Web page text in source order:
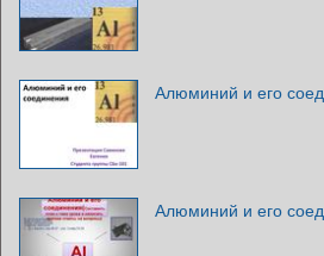
Алюминий и его
Алюминий и его